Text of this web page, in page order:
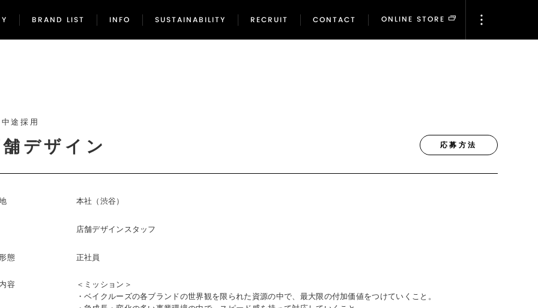
BRAND LIST INFO SUSTAINABILITY RECRUIT CONTACT ONLINE STORE
BRAND LIST INFO SUSTAINABILITY RECRUIT CONTACT ONLINE STORE
途採用
デザイン 応募方法
本社（渋谷）
店舗デザインスタッフ
態 正社員
容
＜ミッション＞
・ベイクルーズの各ブランドの世界観を限られた資源の中で、最大限の付加価値をつけていくこと。